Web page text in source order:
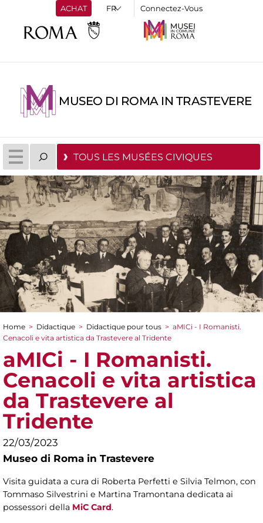
ACHAT Connectez-Vous
MUSEO DI ROMA IN TRASTEVERE
TOUS LES MUSÉES CIVIQUES
You are here
Home > Didactique > Didactique pour tous > aMICi - I Romanisti.
Cenacoli e vita artistica da Trastevere al Tridente
aMICi - I Romanisti.
Cenacoli e vita artistica
da Trastevere al
Tridente
22/03/2023
Museo di Roma in Trastevere
Visita guidata a cura di Roberta Perfetti e Silvia Telmon, con
Tommaso Silvestrini e Martina Tramontana dedicata ai
possessori della MiC Card.